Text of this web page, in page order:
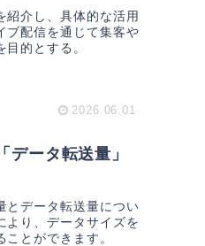
紹介し、具体的な活用
ブ配信を通じて集客や
的とする。
2026.06.01
ータ転送量」
とデータ転送量につい
より、データサイズを
とができます。